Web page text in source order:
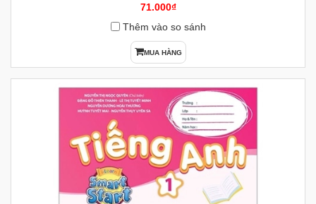
71.000₫
Thêm vào so sánh
MUA HÀNG